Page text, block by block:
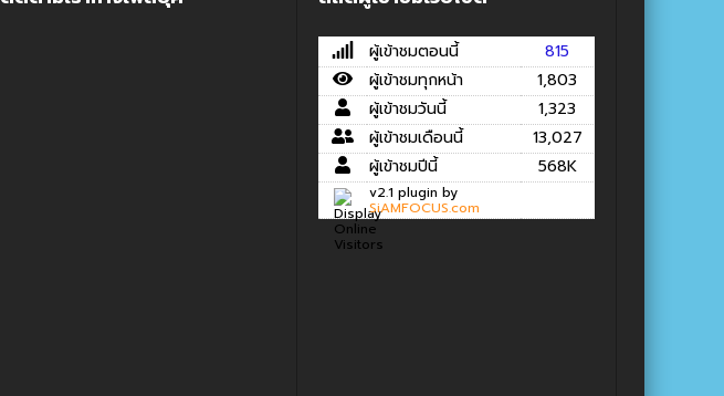
ผู้เข้าชมตอนนี้
815
ผู้เข้าชมทุกหน้า
1,803
ผู้เข้าชมวันนี้
1,323
ผู้เข้าชมเดือนนี้
13,027
ผู้เข้าชมปีนี้
568K
v2.1 plugin by
SiAMFOCUS.com